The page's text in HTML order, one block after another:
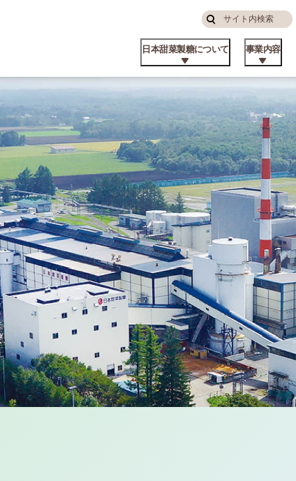
サ
イ
ト
内
検
索
検
索
す
日本甜菜製糖について
ところにニッテン 私たちの強み
できるまで ビート資料館
事業内容
食品事業 飼料事業
業 不動産事業
業務用
材製品
ラム てん菜のこと
イライト 株主・投資家の皆様へ
ナビリティ方針 マテリアリティと推進体制
パーパス
日甜アグリーン戦略